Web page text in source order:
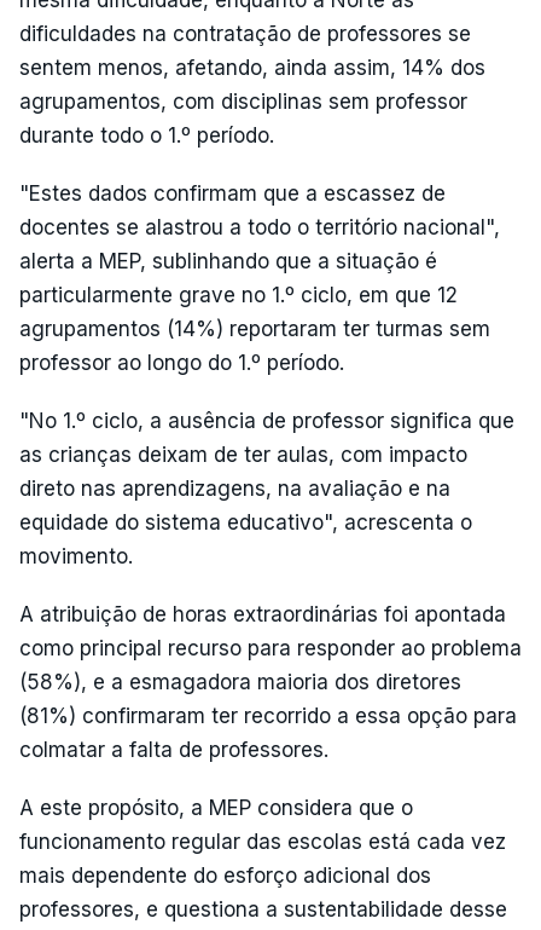
dificuldades na contratação de professores se
sentem menos, afetando, ainda assim, 14% dos
agrupamentos, com disciplinas sem professor
durante todo o 1.º período.
"Estes dados confirmam que a escassez de
docentes se alastrou a todo o território nacional",
alerta a MEP, sublinhando que a situação é
particularmente grave no 1.º ciclo, em que 12
agrupamentos (14%) reportaram ter turmas sem
professor ao longo do 1.º período.
"No 1.º ciclo, a ausência de professor significa que
as crianças deixam de ter aulas, com impacto
direto nas aprendizagens, na avaliação e na
equidade do sistema educativo", acrescenta o
movimento.
A atribuição de horas extraordinárias foi apontada
como principal recurso para responder ao problema
(58%), e a esmagadora maioria dos diretores
(81%) confirmaram ter recorrido a essa opção para
colmatar a falta de professores.
A este propósito, a MEP considera que o
funcionamento regular das escolas está cada vez
mais dependente do esforço adicional dos
professores, e questiona a sustentabilidade desse